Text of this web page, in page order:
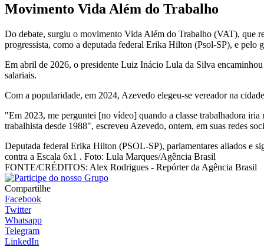
Movimento Vida Além do Trabalho
Do debate, surgiu o movimento Vida Além do Trabalho (VAT), que
progressista, como a deputada federal Erika Hilton (Psol-SP), e pelo
Em abril de 2026, o presidente Luiz Inácio Lula da Silva
salariais.
Com a popularidade, em 2024, Azevedo elegeu-se vereador na
"Em 2023, me perguntei [no vídeo] quando a classe trabalhadora
trabalhista desde 1988", escreveu Azevedo, ontem, em suas redes
Deputada federal Erika Hilton (PSOL-SP), parlamentares aliados e
contra a Escala 6x1 . Foto: Lula Marques/Agência Brasil
FONTE/CRÉDITOS: Alex Rodrigues - Repórter da Agência Brasil
Compartilhe
Facebook
Twitter
Whatsapp
Telegram
LinkedIn